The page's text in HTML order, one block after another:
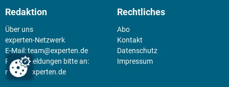
Redaktion
Über uns
experten-Netzwerk
E-Mail:team@experten.de
Pressemeldungen bitte an:
news@experten.de
Rechtliches
Abo
Kontakt
Datenschutz
Impressum